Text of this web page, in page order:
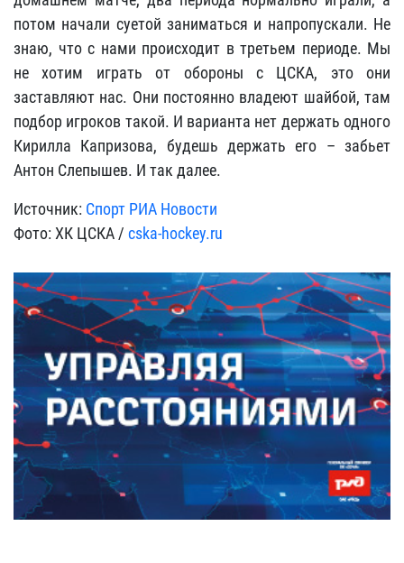
потом начали суетой заниматься и напропускали. Не
знаю, что с нами происходит в третьем периоде. Мы
не хотим играть от обороны с ЦСКА, это они
заставляют нас. Они постоянно владеют шайбой, там
подбор игроков такой. И варианта нет держать одного
Кирилла Капризова, будешь держать его – забьет
Антон Слепышев. И так далее.
Источник: Спорт РИА Новости
Фото: ХК ЦСКА / cska-hockey.ru